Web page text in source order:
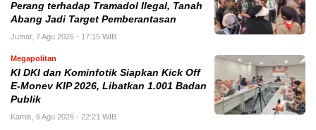
Perang terhadap Tramadol Ilegal, Tanah
Abang Jadi Target Pemberantasan
Jumat, 7 Agu 2026 - 17:15 WIB
Megapolitan
KI DKI dan Kominfotik Siapkan Kick Off
E-Monev KIP 2026, Libatkan 1.001 Badan
Publik
Kamis, 6 Agu 2026 - 22:21 WIB